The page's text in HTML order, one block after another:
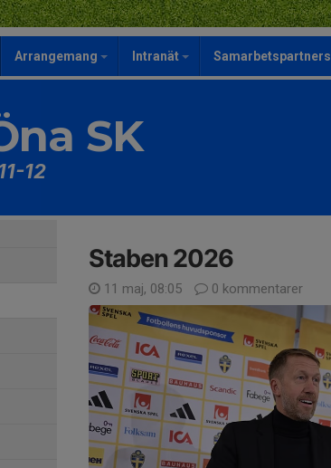
Arrangemang Intranät Samarbetspartners
SK
12
Staben 2026
11 maj, 08:05 0 kommentarer